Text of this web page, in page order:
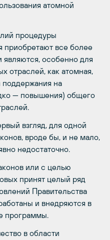
атомной
процедуры
приобретают все более
особенно для
отраслей, как атомная,
на
— повышения) общего
взгляд, для одной
вроде бы, и не мало,
недостаточно.
или с целью
принят целый ряд
Правительства
и внедряются в
программы.
в области